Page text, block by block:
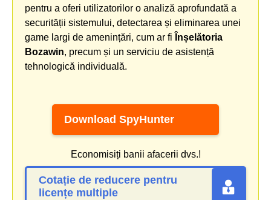
pentru a oferi utilizatorilor o analiză aprofundată a
securității sistemului, detectarea și eliminarea unei
game largi de amenințări, cum ar fi Înșelătoria
Bozawin, precum și un serviciu de asistență
tehnologică individuală.
Download SpyHunter
Economisiți banii afacerii dvs.!
Cotație de reducere pentru
licențe multiple